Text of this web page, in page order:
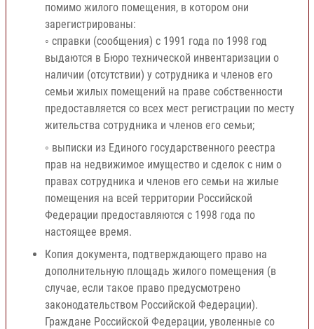
помимо жилого помещения, в котором они
зарегистрированы:
◦ справки (сообщения) с 1991 года по 1998 год
выдаются в Бюро технической инвентаризации о
наличии (отсутствии) у сотрудника и членов его
семьи жилых помещений на праве собственности
предоставляется со всех мест регистрации по месту
жительства сотрудника и членов его семьи;
◦ выписки из Единого государственного реестра
прав на недвижимое имущество и сделок с ним о
правах сотрудника и членов его семьи на жилые
помещения на всей территории Российской
Федерации предоставляются с 1998 года по
настоящее время.
Копия документа, подтверждающего право на
дополнительную площадь жилого помещения (в
случае, если такое право предусмотрено
законодательством Российской Федерации).
Граждане Российской Федерации, уволенные со